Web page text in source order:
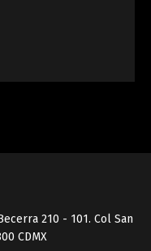
210 - 101. Col San
CDMX